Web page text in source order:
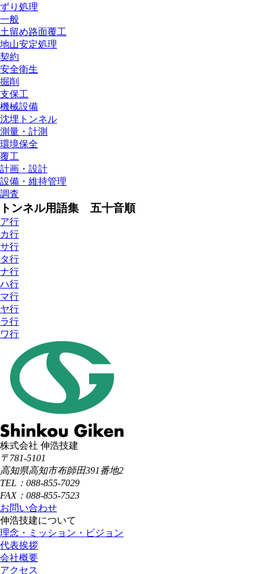
ずり処理
一般
土留め路面覆工
地山安定処理
契約
安全衛生
掘削
支保工
機械設備
沈埋トンネル
測量・計測
環境保全
覆工
計画・設計
設備・維持管理
調査
トンネル用語集 五十音順
ア行
カ行
サ行
タ行
ナ行
ハ行
マ行
ヤ行
ラ行
ワ行
株式会社 伸浩技建
〒781-5101
高知県高知市布師田391番地2
TEL：088-855-7029
FAX：088-855-7523
お問い合わせ
伸浩技建について
理念・ミッション・ビジョン
代表挨拶
会社概要
アクセス